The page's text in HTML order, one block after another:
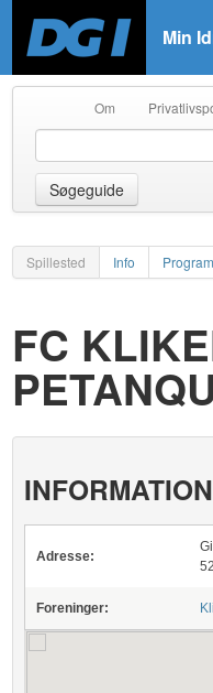
Min
Om
Søgeguide
Spillested Info Program
FC
INFORMATION
Adresse:
Foreninger: